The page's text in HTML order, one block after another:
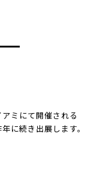
ミにて開催される
に続き出展します。